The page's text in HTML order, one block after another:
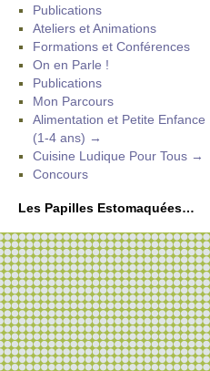
Publications
Ateliers et Animations
Formations et Conférences
On en Parle !
Publications
Mon Parcours
Alimentation et Petite Enfance
(1-4 ans) →
Cuisine Ludique Pour Tous →
Concours
Les Papilles Estomaquées…